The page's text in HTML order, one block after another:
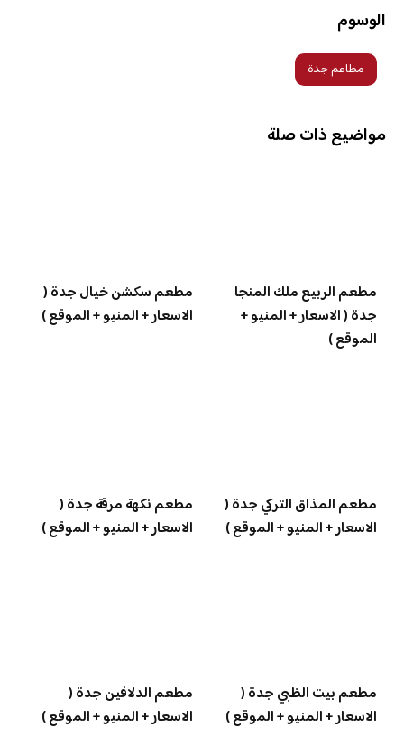
الوسوم
مطاعم جدة
مواضيع ذات صلة
مطعم الربيع ملك المنجا
جدة ( الاسعار + المنيو +
الموقع )
مطعم سكشن خيال جدة (
الاسعار + المنيو + الموقع )
مطعم المذاق التركي جدة (
الاسعار + المنيو + الموقع )
مطعم نكهة مرقة جدة (
الاسعار + المنيو + الموقع )
مطعم بيت الظبي جدة (
الاسعار + المنيو + الموقع )
مطعم الدلافين جدة (
الاسعار + المنيو + الموقع )